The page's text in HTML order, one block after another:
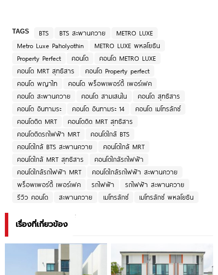
TAGS BTS BTS สะพานควาย
METRO LUXE
Metro Luxe Paholyothin
METRO LUXE พหลโยธิน
Property Perfect
คอนโด
คอนโด METRO LUXE
คอนโด MRT สุทธิสาร
คอนโด Property perfect
คอนโด พญาไท
คอนโด พร็อพเพอร์ตี้ เพอร์เฟค
คอนโด สะพานควาย
คอนโด สามเสนใน
คอนโด สุทธิสาร
คอนโด อินทามระ
คอนโด อินทามระ 14
คอนโด เมโทรลักซ์
คอนโดติด MRT
คอนโดติด MRT สุทธิสาร
คอนโดติดรถไฟฟ้า MRT
คอนโดใกล้ BTS
คอนโดใกล้ BTS สะพานควาย
คอนโดใกล้ MRT
คอนโดใกล้ MRT สุทธิสาร
คอนโดใกล้รถไฟฟ้า
คอนโดใกล้รถไฟฟ้า MRT
คอนโดใกล้รถไฟฟ้า สะพานควาย
พร็อพเพอร์ตี้ เพอร์เฟค
รถไฟฟ้า
รถไฟฟ้า สะพานควาย
รีวิว คอนโด
สะพานควาย เมโทรลักซ์ เมโทรลักซ์ พหลโยธิน
เรื่องที่เกี่ยวข้อง